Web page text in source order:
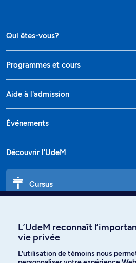
Qui êtes-vous?
Programmes et cours
Aide à l'admission
Événements
Découvrir l'UdeM
Cursus
L’UdeM reconnaît
vie privée
L’utilisation de témoins nous